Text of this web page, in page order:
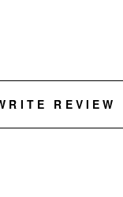
REVIEW